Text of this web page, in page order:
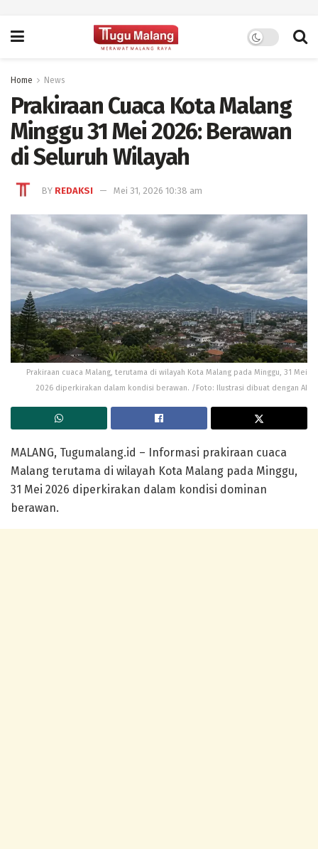
Home News
Prakiraan Cuaca Kota Malang
Minggu 31 Mei 2026: Berawan
di Seluruh Wilayah
BY REDAKSI Mei 31, 2026 10:38 am
Prakiraan cuaca Malang, terutama di wilayah Kota Malang pada Minggu, 31 Mei
2026 diperkirakan dalam kondisi berawan. /Foto: Ilustrasi dibuat dengan AI
MALANG, Tugumalang.id – Informasi prakiraan cuaca
Malang terutama di wilayah Kota Malang pada Minggu,
31 Mei 2026 diperkirakan dalam kondisi dominan
berawan.